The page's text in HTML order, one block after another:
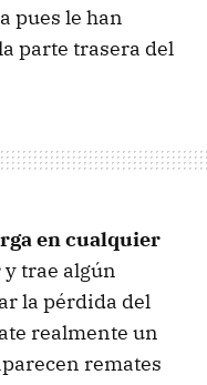
pues le han
parte trasera del
en cualquier
y trae algún
la pérdida del
realmente un
remates